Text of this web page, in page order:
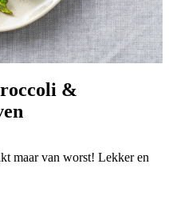
&
maar van worst! Lekker en